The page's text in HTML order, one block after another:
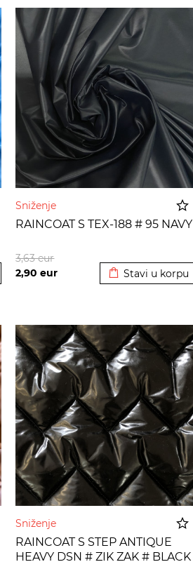
Sniženje
RAINCOAT S TEX-188 # 95 NAVY
2,90eur
3,63eur
Stavi u korpu
Sniženje
RAINCOAT S STEP ANTIQUE
HEAVY DSN # ZIK ZAK # BLACK